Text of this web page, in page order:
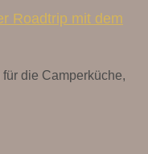
Roadtrip mit dem
die Camperküche,